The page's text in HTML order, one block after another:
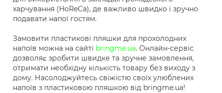
харчування (HoReCa), де важливо швидко і зручно
подавати напої гостям.
Замовити пластикові пляшки для прохолодних
напоїв можна на сайті bringme.ua. Онлайн-сервіс
дозволяє зробити швидке та зручне замовлення,
отримати необхідну кількість товару без виходу з
дому. Насолоджуйтесь свіжістю своїх улюблених
напоїв з пластиковою пляшкою від bringme.ua!